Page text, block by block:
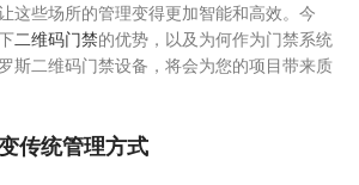
这些场所的管理变得更加智能和高效。今
二维码门禁的优势，以及为何作为门禁系统
斯二维码门禁设备，将会为您的项目带来质
传统管理方式